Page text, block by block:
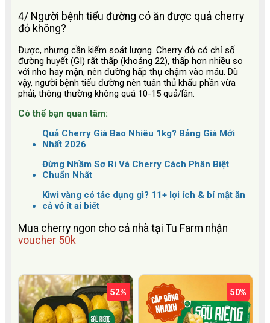
4/ Người bệnh tiểu đường có ăn được quả cherry
đỏ không?
Được, nhưng cần kiểm soát lượng. Cherry đỏ có chỉ số
đường huyết (GI) rất thấp (khoảng 22), thấp hơn nhiều so
với nho hay mận, nên đường hấp thụ chậm vào máu. Dù
vậy, người bệnh tiểu đường nên tuân thủ khẩu phần vừa
phải, thông thường không quá 10-15 quả/lần.
Có thể bạn quan tâm:
Quả Cherry Giá Bao Nhiêu 1kg? Bảng Giá Mới
Nhất 2026
Đừng Nhầm Sơ Ri Và Cherry Cách Phân Biệt
Chuẩn Nhất
Kiwi vàng có tác dụng gì? 11+ lợi ích & bí mật ăn
cả vỏ ít ai biết
Mua cherry ngon cho cả nhà tại Tu Farm nhận
voucher 50k
52% 50%